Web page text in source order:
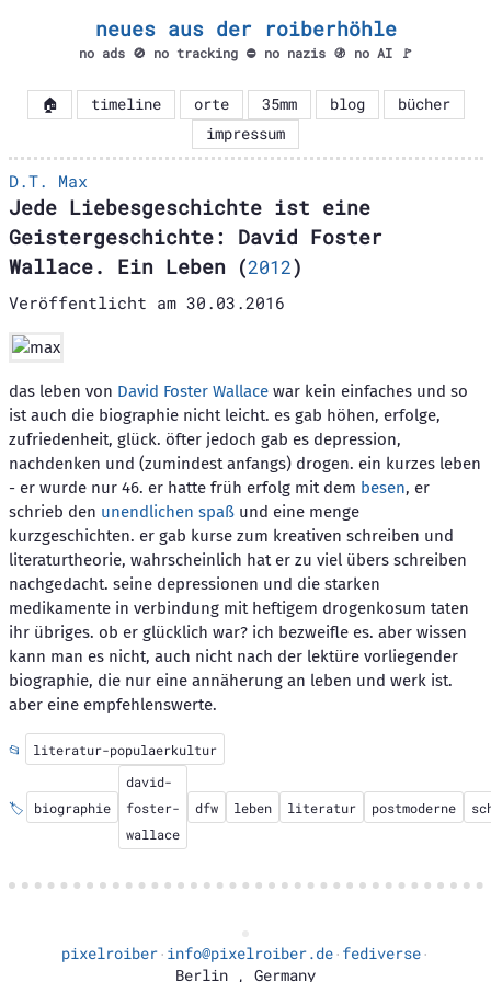
neues aus der roiberhöhle
no ads 🚫 no tracking ⛔ no nazis 🚯 no AI 🚩
🏠 timeline orte 35mm blog
bücher
impressum
D.T. Max
Jede Liebesgeschichte ist eine
Geistergeschichte: David Foster
Wallace. Ein Leben(2012)
Veröffentlicht am 30.03.2016
das leben von David Foster Wallacewar kein einfaches und so
ist auch die biographie nicht leicht. es gab höhen, erfolge,
zufriedenheit, glück. öfter jedoch gab es depression,
nachdenken und (zumindest anfangs) drogen. ein kurzes leben
- er wurde nur 46. er hatte früh erfolg mit dem besen, er
schrieb den unendlichen spaßund eine menge
kurzgeschichten. er gab kurse zum kreativen schreiben und
literaturtheorie, wahrscheinlich hat er zu viel übers schreiben
nachgedacht. seine depressionen und die starken
medikamente in verbindung mit heftigem drogenkosum taten
ihr übriges. ob er glücklich war? ich bezweifle es. aber wissen
kann man es nicht, auch nicht nach der lektüre vorliegender
biographie, die nur eine annäherung an leben und werk ist.
aber eine empfehlenswerte.
📂 literatur-populaerkultur
🏷️ biographie
david-
foster-
wallace
dfw leben literatur postmoderne
pixelroiber· info@pixelroiber.de· fediverse·
Berlin , Germany